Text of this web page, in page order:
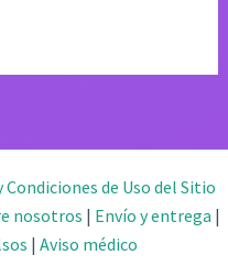
Condiciones de Uso del Sitio
nosotros | Envío y entrega |
| Aviso médico